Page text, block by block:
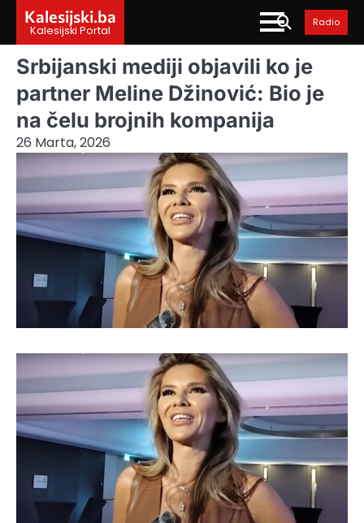
content
Kalesijski.ba
Kalesijski Portal
Radio
Srbijanski mediji objavili ko je
partner Meline Džinović: Bio je
na čelu brojnih kompanija
26 Marta, 2026